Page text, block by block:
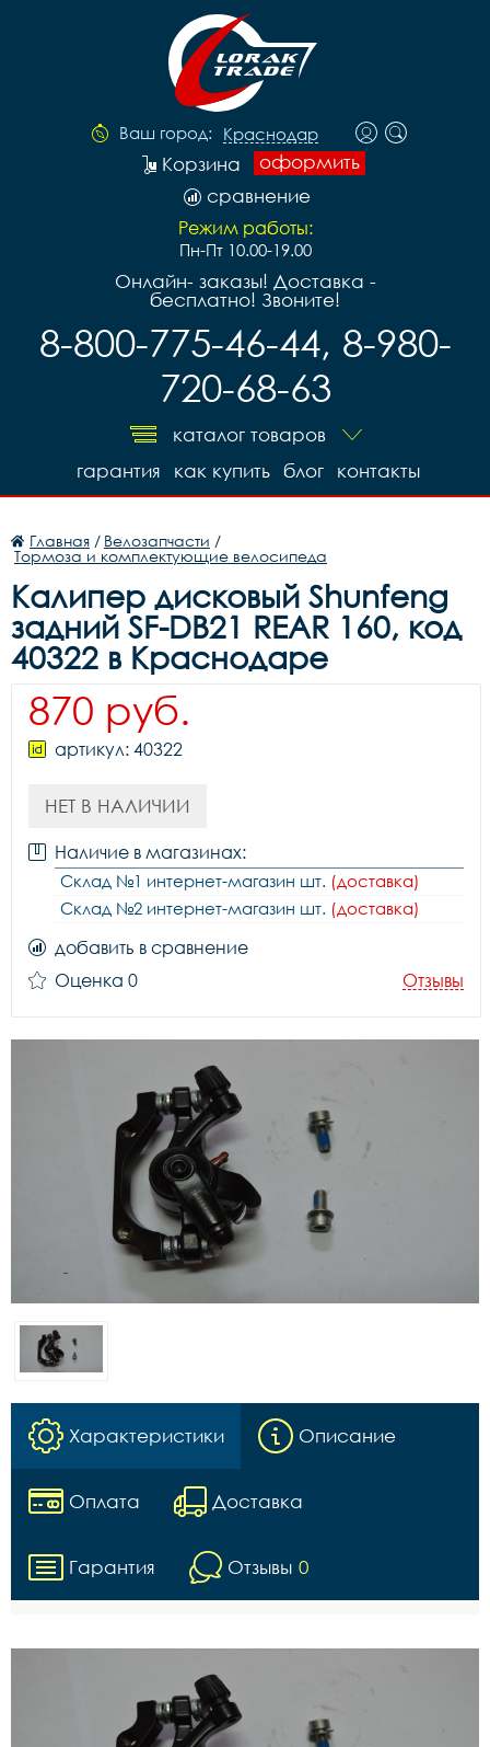
Ваш город: Краснодар
оформить
Корзина
сравнение
Режим работы:
Пн-Пт 10.00-19.00
Онлайн- заказы! Доставка -
бесплатно! Звоните!
8-800-775-46-44, 8-980-
720-68-63
каталог товаров
контакты
блог
как купить
гарантия
Главная / Велозапчасти /
Тормоза и комплектующие велосипеда
Калипер дисковый Shunfeng
задний SF-DB21 REAR 160, код
40322 в Краснодаре
870 руб.
артикул: 40322
НЕТ В НАЛИЧИИ
Наличие в магазинах:
Склад №1 интернет-магазин шт. (доставка)
Склад №2 интернет-магазин шт. (доставка)
добавить в сравнение
Оценка 0
Отзывы
Характеристики Описание
Оплата Доставка
Гарантия Отзывы 0